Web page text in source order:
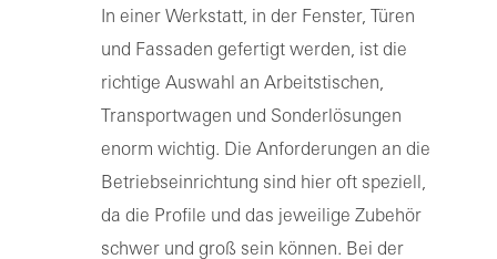
In einer Werkstatt, in der Fenster, Türen
und Fassaden gefertigt werden, ist die
richtige Auswahl an Arbeitstischen,
Transportwagen und Sonderlösungen
enorm wichtig. Die Anforderungen an die
Betriebseinrichtung sind hier oft speziell,
da die Profile und das jeweilige Zubehör
schwer und groß sein können. Bei der